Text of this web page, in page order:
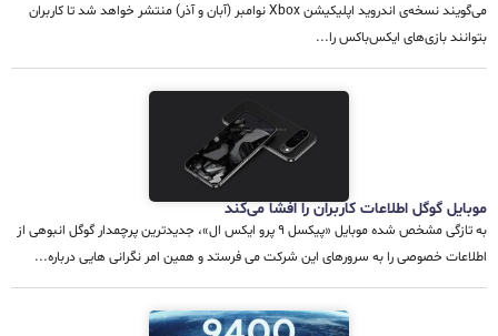
می‌گویند نسخه‌ی اندروید اپلیکیشن Xbox نوامبر (آبان و آذر) منتشر خواهد شد تا کاربران
بتوانند بازی‌های ایکس‌باکس را...
موبایل گوگل اطلاعات کاربران را افشا می‌کند
به تازگی مشخص شده موبایل «پیکسل ۹ پرو ایکس ال»، جدیدترین پرچمدار گوگل انبوهی از
اطلاعات خصوصی را به سرورهای این شرکت می فرستد و همین امر نگرانی هایی درباره...